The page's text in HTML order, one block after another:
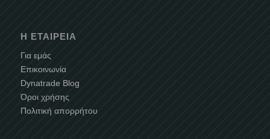
Η ΕΤΑΙΡΕΊΑ
Για εμάς
Επικοινωνία
Dynatrade Blog
Όροι χρήσης
Πολιτική απορρήτου